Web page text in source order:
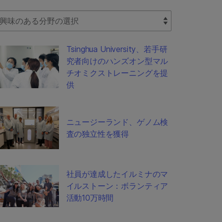
Filter
Tsinghua University、若手研
究者向けのハンズオン型マル
チオミクストレーニングを提
供
ニュージーランド、ゲノム検
査の独立性を獲得
社員が達成したイルミナのマ
イルストーン：ボランティア
活動10万時間